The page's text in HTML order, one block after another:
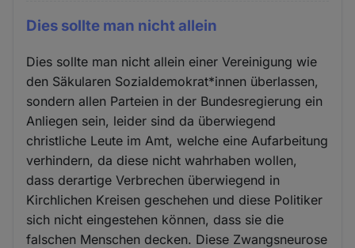
Dies sollte man nicht allein
Dies sollte man nicht allein einer Vereinigung wie
den Säkularen Sozialdemokrat*innen überlassen,
sondern allen Parteien in der Bundesregierung ein
Anliegen sein, leider sind da überwiegend
christliche Leute im Amt, welche eine Aufarbeitung
verhindern, da diese nicht wahrhaben wollen,
dass derartige Verbrechen überwiegend in
Kirchlichen Kreisen geschehen und diese Politiker
sich nicht eingestehen können, dass sie die
falschen Menschen decken. Diese Zwangsneurose